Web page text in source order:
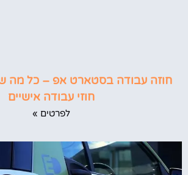
חוזה עבודה בסטארט אפ – כל מה
חוזי עבודה אישיים
לפרטים »